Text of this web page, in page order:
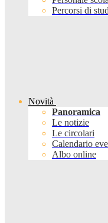
Percorsi di
Novità
Panoramica
Le notizie
Le circolari
Calendario
Albo online